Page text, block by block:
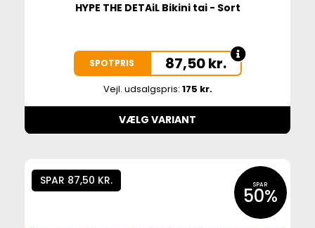
HYPE THE DETAiL Bikini tai - Sort
SPOTPRIS 87,50kr.
Vejl. udsalgspris: 175 kr.
VÆLG VARIANT
SPAR 87,50 KR. SPAR
50%